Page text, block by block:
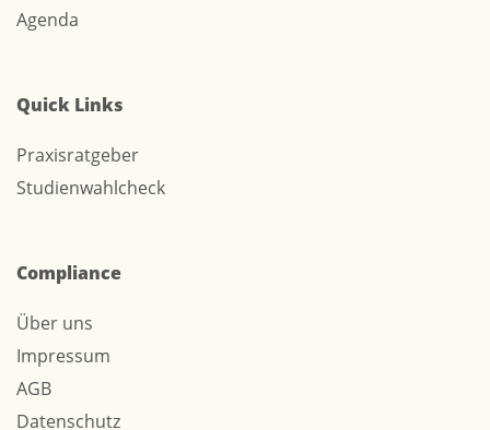
Agenda
Quick Links
Praxisratgeber
Studienwahlcheck
Compliance
Über uns
Impressum
AGB
Datenschutz